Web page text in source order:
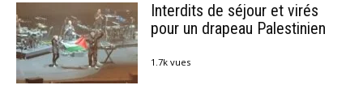
Interdits de séjour et virés
pour un drapeau Palestinien
1.7k vues